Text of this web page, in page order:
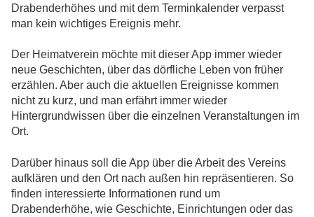
Drabenderhöhes und mit dem Terminkalender verpasst
man kein wichtiges Ereignis mehr.
Der Heimatverein möchte mit dieser App immer wieder
neue Geschichten, über das dörfliche Leben von früher
erzählen. Aber auch die aktuellen Ereignisse kommen
nicht zu kurz, und man erfährt immer wieder
Hintergrundwissen über die einzelnen Veranstaltungen im
Ort.
Darüber hinaus soll die App über die Arbeit des Vereins
aufklären und den Ort nach außen hin repräsentieren. So
finden interessierte Informationen rund um
Drabenderhöhe, wie Geschichte, Einrichtungen oder das